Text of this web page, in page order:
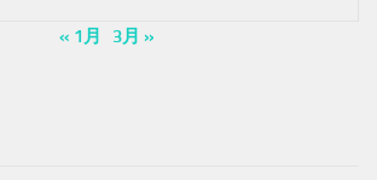
« 1月
3月 »